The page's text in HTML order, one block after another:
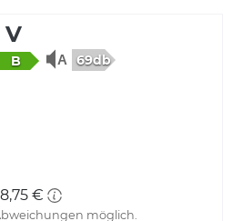
V
B 69db
€
möglich.